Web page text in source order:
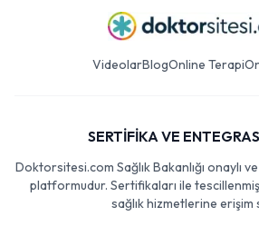
VideolarBlogOnline Terapi
SERTİFİKA VE
Doktorsitesi.com Sağlık Bakanlığı onaylı
platformudur. Sertifikaları ile
sağlık hizmetlerine erişim